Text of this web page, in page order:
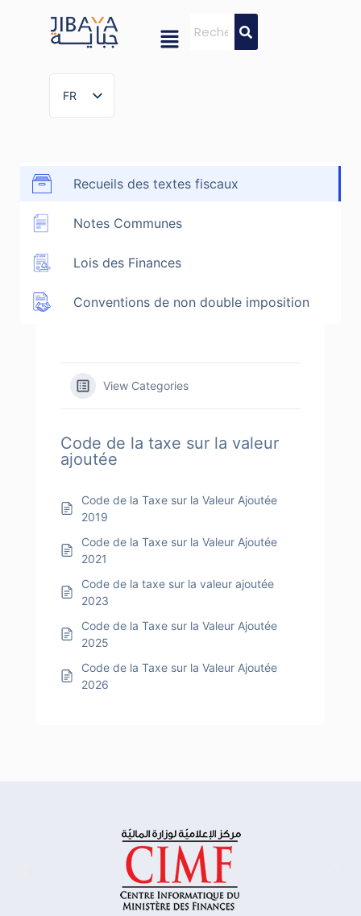
FR
FR
Recueils des textes fiscaux
Notes Communes
Lois des Finances
Conventions de non double imposition
View Categories
Code de la taxe sur la valeur
ajoutée
Code de la Taxe sur la Valeur Ajoutée
2019
Code de la Taxe sur la Valeur Ajoutée
2021
Code de la taxe sur la valeur ajoutée
2023
Code de la Taxe sur la Valeur Ajoutée
2025
Code de la Taxe sur la Valeur Ajoutée
2026